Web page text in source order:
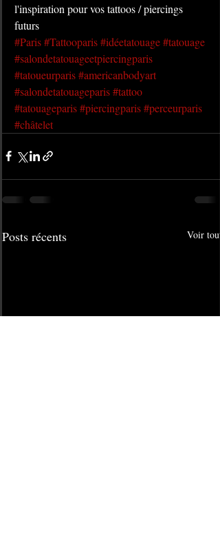
l'inspiration pour vos tattoos / piercings
futurs
#Paris#Tattooparis#idéetatouage#tatouage
#salondetatouageetpiercingparis
#tatoueurparis#americanbodyart
#salondetatouageparis#tattoo
#tatouageparis#piercingparis#perceurparis
#châtelet
Posts récents Voir tout